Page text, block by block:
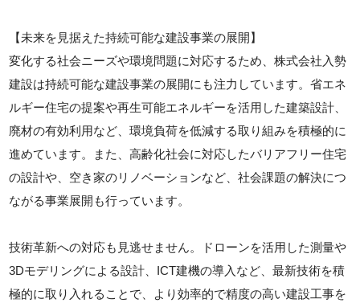
【未来を見据えた持続可能な建設事業の展開】
変化する社会ニーズや環境問題に対応するため、株式会社入勢
建設は持続可能な建設事業の展開にも注力しています。省エネ
ルギー住宅の提案や再生可能エネルギーを活用した建築設計、
廃材の有効利用など、環境負荷を低減する取り組みを積極的に
進めています。また、高齢化社会に対応したバリアフリー住宅
の設計や、空き家のリノベーションなど、社会課題の解決につ
ながる事業展開も行っています。
技術革新への対応も見逃せません。ドローンを活用した測量や
3Dモデリングによる設計、ICT建機の導入など、最新技術を積
極的に取り入れることで、より効率的で精度の高い建設工事を